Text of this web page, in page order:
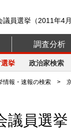
議員選挙（2011年4
調査分析
挙 政治家検索
情報・速報の検索 >
議員選挙